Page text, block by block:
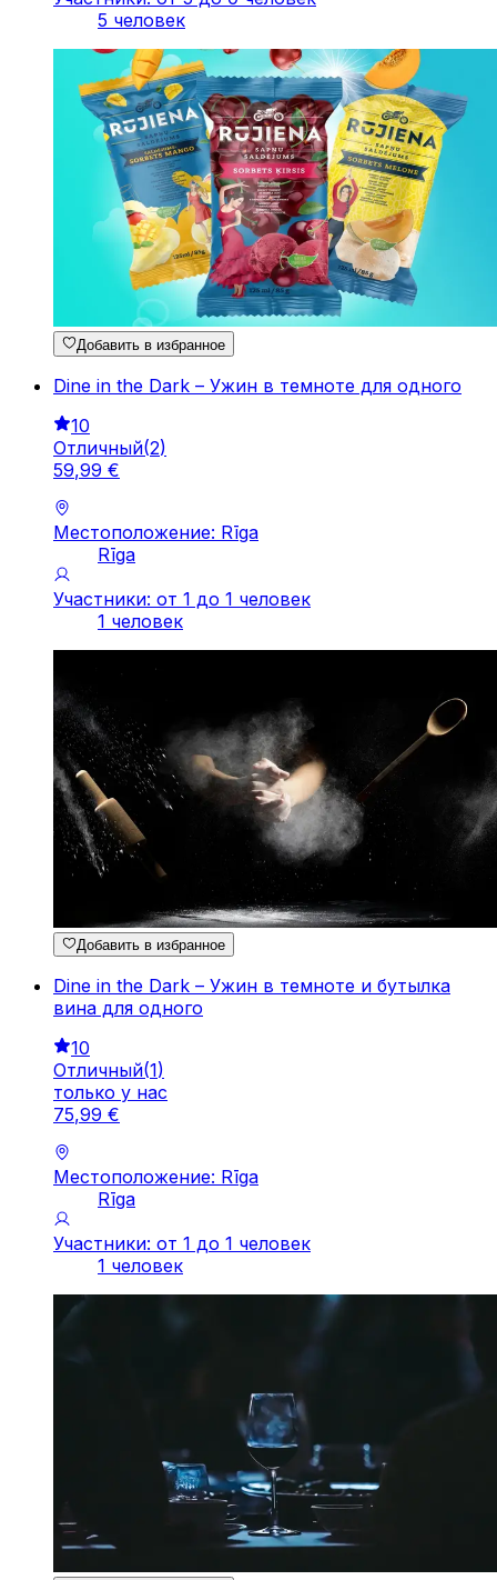
5 человек
Добавить в избранное
Dine in the Dark – Ужин в темноте для одного
10
Отличный(2)
59,99 €
Местоположение: Rīga
Rīga
Участники: от 1 до 1 человек
1 человек
Добавить в избранное
Dine in the Dark – Ужин в темноте и бутылка
вина для одного
10
Отличный(1)
только у нас
75,99 €
Местоположение: Rīga
Rīga
Участники: от 1 до 1 человек
1 человек